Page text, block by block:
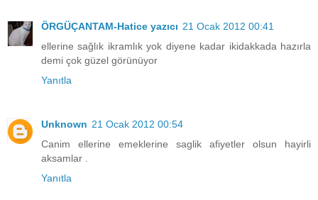
ÖRGÜÇANTAM-Hatice yazıcı 21 Ocak 2012 00:41
ellerine sağlık ikramlık yok diyene kadar ikidakkada hazırla
demi çok güzel görünüyor
Yanıtla
Unknown 21 Ocak 2012 00:54
Canim ellerine emeklerine saglik afiyetler olsun hayirli
aksamlar .
Yanıtla